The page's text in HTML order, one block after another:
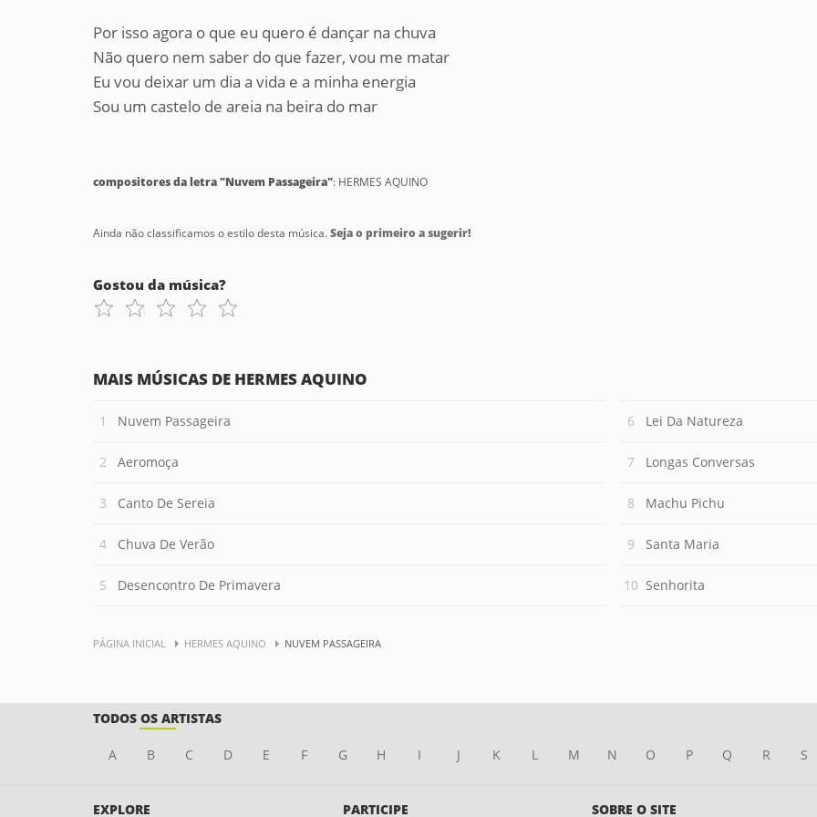
Por isso agora o que eu quero é dançar na chuva
Não quero nem saber do que fazer, vou me matar
Eu vou deixar um dia a vida e a minha energia
Sou um castelo de areia na beira do mar
compositores da letra "Nuvem Passageira": HERMES AQUINO
Ainda não classificamos o estilo desta música.Seja o primeiro a sugerir!
Gostou da música?
MAIS MÚSICAS DE HERMES AQUINO
Nuvem Passageira
Aeromoça
Canto De Sereia
Chuva De Verão
Desencontro De Primavera
Lei Da Natureza
Longas Conversas
Machu Pichu
Santa Maria
Senhorita
PÁGINA INICIAL HERMES AQUINO NUVEM PASSAGEIRA
TODOS OS ARTISTAS
A B C D E F G H I J K L M N O P Q R S
EXPLORE PARTICIPE SOBRE O SITE